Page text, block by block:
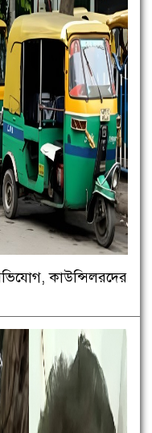
কাউন্সিলরদের